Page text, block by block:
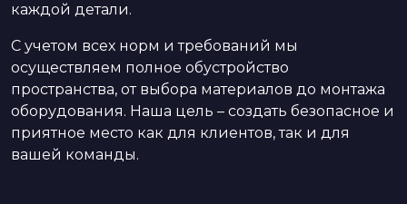
каждой детали.
С учетом всех норм и требований мы
осуществляем полное обустройство
пространства, от выбора материалов до монтажа
оборудования. Наша цель – создать безопасное и
приятное место как для клиентов, так и для
вашей команды.